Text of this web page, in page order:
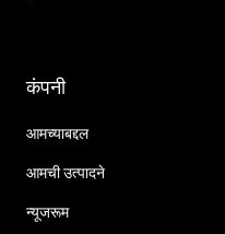
कंपनी
आमच्याबद्दल
आमची उत्पादने
न्यूजरूम